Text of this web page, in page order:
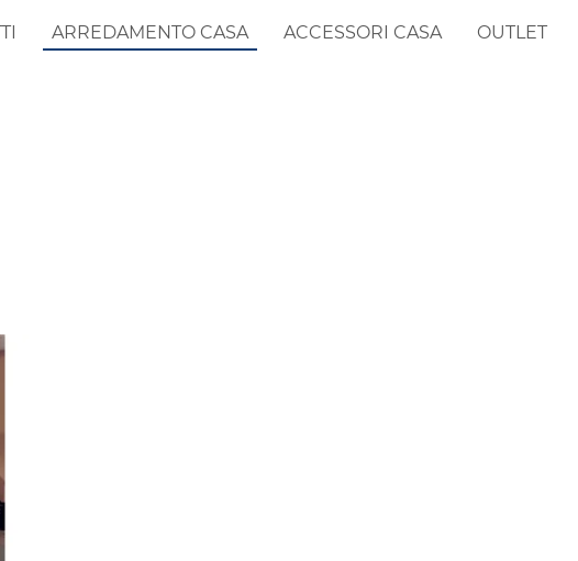
ARREDAMENTO CASA ACCESSORI CASA OUTLET